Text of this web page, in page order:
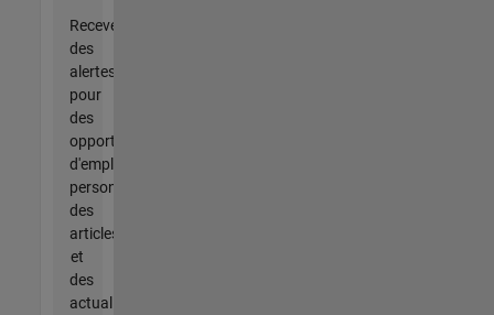
Recevez
des
alertes
pour
des
opportunités
d'emploi
personnalisées,
des
articles
et
des
actualités